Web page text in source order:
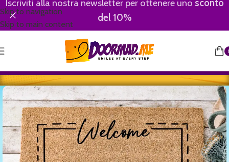
Skip to navigation
Skip to main content
Iscriviti alla nostra newsletter per ottenere uno sconto
del 10%